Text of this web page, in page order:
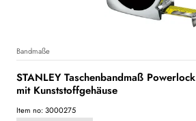
Bandmaße
STANLEY Taschenbandmaß Powerlock
mit Kunststoffgehäuse
Item no: 3000275